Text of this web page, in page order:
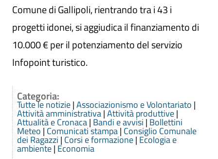
Comune di Gallipoli, rientrando tra i 43 i
progetti idonei, si aggiudica il finanziamento di
10.000 € per il potenziamento del servizio
Infopoint turistico.
Categoria:
Tutte le notizie|Associazionismo e Volontariato |
Attività amministrativa|Attività produttive|
Attualità e Cronaca| Bandi e avvisi | Bollettini
Meteo | Comunicati stampa| Consiglio Comunale
dei Ragazzi | Corsi e formazione| Ecologia e
ambiente| Economia